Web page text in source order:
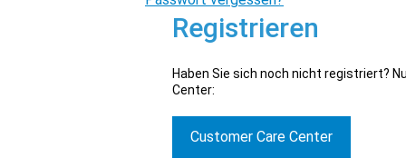
Registrieren
Haben Sie sich noch nicht registriert?
Center:
Customer Care Center